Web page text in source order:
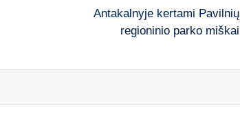
Antakalnyje kertami Pavilnių
regioninio parko miškai